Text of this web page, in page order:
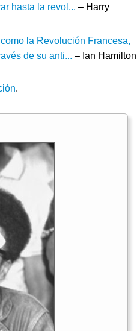
hasta la revol... – Harry
la Revolución Francesa,
de su anti... – Ian Hamilton
.